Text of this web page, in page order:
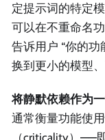
定提示词的特定
可以在不重命名
告诉用户 “你的
换到更小的模型
将静默依赖作为
通常衡量功能使